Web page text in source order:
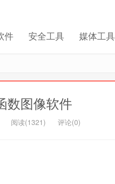
件 安全工具 媒体工具
数图像软件
阅读(1321) 评论(0)